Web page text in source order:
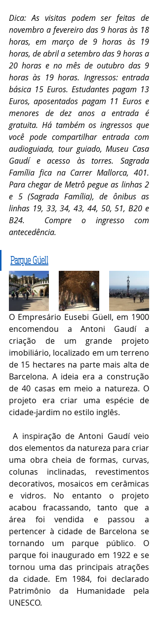
Dica: As visitas podem ser feitas de
novembro a fevereiro das 9 horas às 18
horas, em março de 9 horas às 19
horas, de abril a setembro das 9 horas a
20 horas e no mês de outubro das 9
horas às 19 horas. Ingressos: entrada
básica 15 Euros. Estudantes pagam 13
Euros, aposentados pagam 11 Euros e
menores de dez anos a entrada é
gratuita. Há também os ingressos que
você pode compartilhar entrada com
audioguiada, tour guiado, Museu Casa
Gaudí e acesso às torres. Sagrada
Família fica na Carrer Mallorca, 401.
Para chegar de Metrô pegue as linhas 2
e 5 (Sagrada Família), de ônibus as
linhas 19, 33, 34, 43, 44, 50, 51, B20 e
B24.  Compre o ingresso com
antecedência.
Parque Güell
O Empresário Eusebi Güell, em 1900
encomendou a Antoni Gaudí a
criação de um grande projeto
imobiliário, localizado em um terreno
de 15 hectares na parte mais alta de
Barcelona. A ideia era a construção
de 40 casas em meio a natureza. O
projeto era criar uma espécie de
cidade-jardim no estilo inglês.
A inspiração de Antoni Gaudí veio
dos elementos da natureza para criar
uma obra cheia de formas, curvas,
colunas inclinadas, revestimentos
decorativos, mosaicos em cerâmicas
e vidros. No entanto o projeto
acabou fracassando, tanto que a
área foi vendida e passou a
pertencer à cidade de Barcelona se
tornando um parque público. O
parque foi inaugurado em 1922 e se
tornou uma das principais atrações
da cidade. Em 1984, foi declarado
Patrimônio da Humanidade pela
UNESCO.